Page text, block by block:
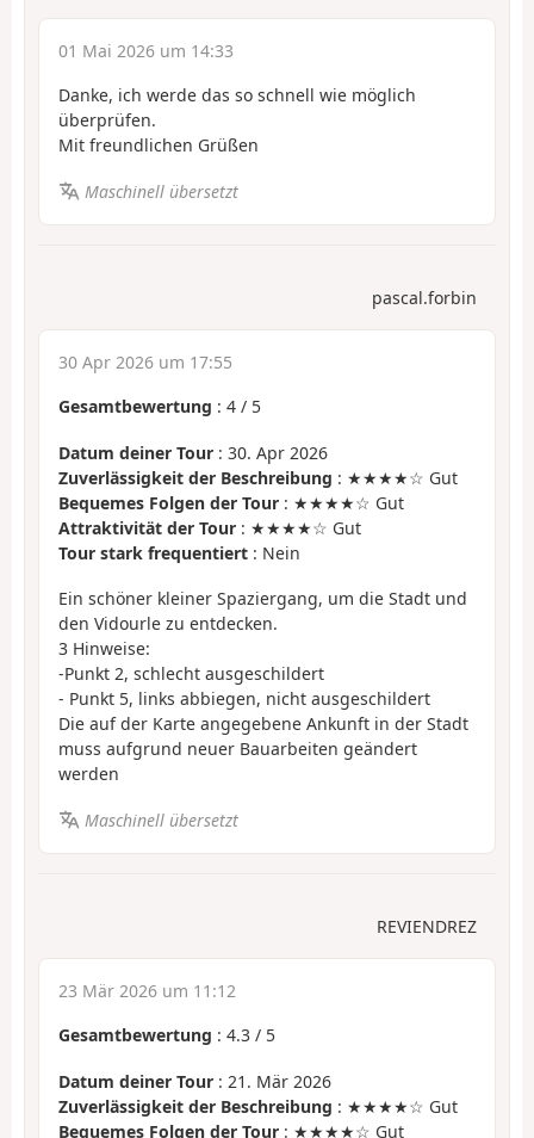
01 Mai 2026 um 14:33
Danke, ich werde das so schnell wie möglich
überprüfen.
Mit freundlichen Grüßen
Maschinell übersetzt
pascal.forbin
30 Apr 2026 um 17:55
Gesamtbewertung : 4 / 5
Datum deiner Tour : 30. Apr 2026
Zuverlässigkeit der Beschreibung : ★★★★☆ Gut
Bequemes Folgen der Tour : ★★★★☆ Gut
Attraktivität der Tour : ★★★★☆ Gut
Tour stark frequentiert : Nein
Ein schöner kleiner Spaziergang, um die Stadt und
den Vidourle zu entdecken.
3 Hinweise:
-Punkt 2, schlecht ausgeschildert
- Punkt 5, links abbiegen, nicht ausgeschildert
Die auf der Karte angegebene Ankunft in der Stadt
muss aufgrund neuer Bauarbeiten geändert
werden
Maschinell übersetzt
REVIENDREZ
23 Mär 2026 um 11:12
Gesamtbewertung : 4.3 / 5
Datum deiner Tour : 21. Mär 2026
Zuverlässigkeit der Beschreibung : ★★★★☆ Gut
Bequemes Folgen der Tour : ★★★★☆ Gut